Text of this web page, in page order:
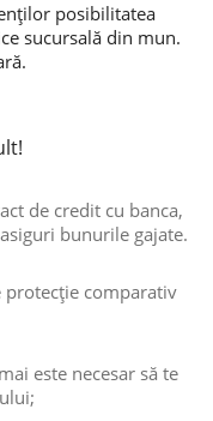
posibilitatea
sucursală din mun.
de credit cu banca,
bunurile gajate.
protecţie comparativ
este necesar să te